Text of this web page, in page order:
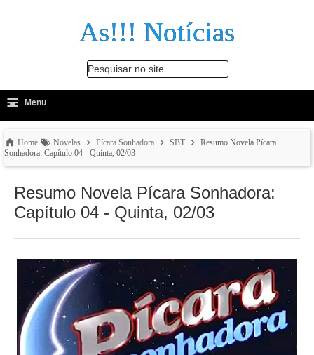
As!!! Notícias
Pesquisar no site
-
≡ Menu
Home Novelas Pícara Sonhadora SBT
Resumo Novela Pícara
Sonhadora: Capítulo 04 - Quinta, 02/03
Resumo Novela Pícara Sonhadora:
Capítulo 04 - Quinta, 02/03